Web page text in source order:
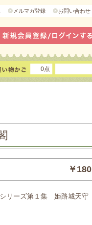
メルマガ登録 お問い合わせ
0点
￥180
リーズ第１集 姫路城天守